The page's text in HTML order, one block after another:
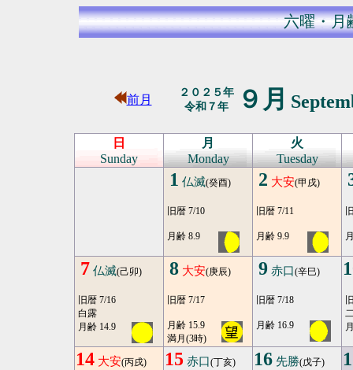
六曜・月
前月
２０２５年
令和７年
９月
日
Sunday
月
Monday
火
Tuesday
1 仏滅(癸酉)
旧暦 7/10
月齢 8.9
2 大安(甲戌)
旧暦 7/11
月齢 9.9
7 仏滅(己卯)
旧暦 7/16
白露
月齢 14.9
8 大安(庚辰)
旧暦 7/17
月齢 15.9
満月(3時)
9 赤口(辛巳)
旧暦 7/18
月齢 16.9
14 大安(丙戌) 15 赤口(丁亥) 16 先勝(戊子)